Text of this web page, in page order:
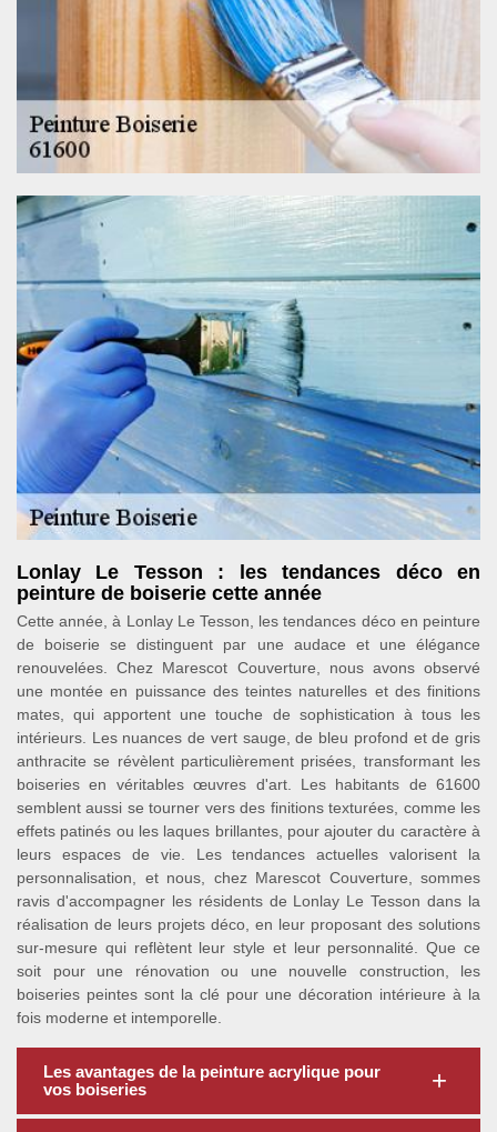
Lonlay Le Tesson : les tendances déco en
peinture de boiserie cette année
Cette année, à Lonlay Le Tesson, les tendances déco en peinture
de boiserie se distinguent par une audace et une élégance
renouvelées. Chez Marescot Couverture, nous avons observé
une montée en puissance des teintes naturelles et des finitions
mates, qui apportent une touche de sophistication à tous les
intérieurs. Les nuances de vert sauge, de bleu profond et de gris
anthracite se révèlent particulièrement prisées, transformant les
boiseries en véritables œuvres d'art. Les habitants de 61600
semblent aussi se tourner vers des finitions texturées, comme les
effets patinés ou les laques brillantes, pour ajouter du caractère à
leurs espaces de vie. Les tendances actuelles valorisent la
personnalisation, et nous, chez Marescot Couverture, sommes
ravis d'accompagner les résidents de Lonlay Le Tesson dans la
réalisation de leurs projets déco, en leur proposant des solutions
sur-mesure qui reflètent leur style et leur personnalité. Que ce
soit pour une rénovation ou une nouvelle construction, les
boiseries peintes sont la clé pour une décoration intérieure à la
fois moderne et intemporelle.
Les avantages de la peinture acrylique pour
vos boiseries